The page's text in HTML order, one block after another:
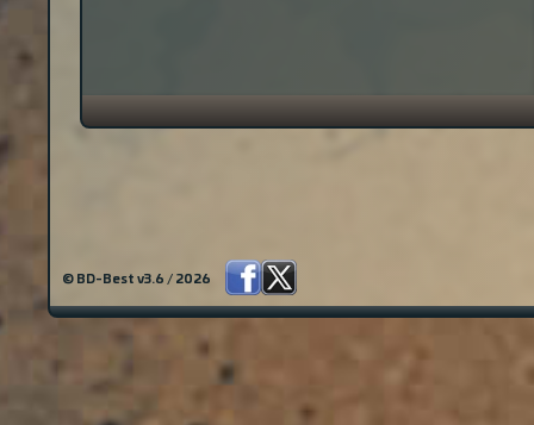
© BD-Best v3.6 / 2026